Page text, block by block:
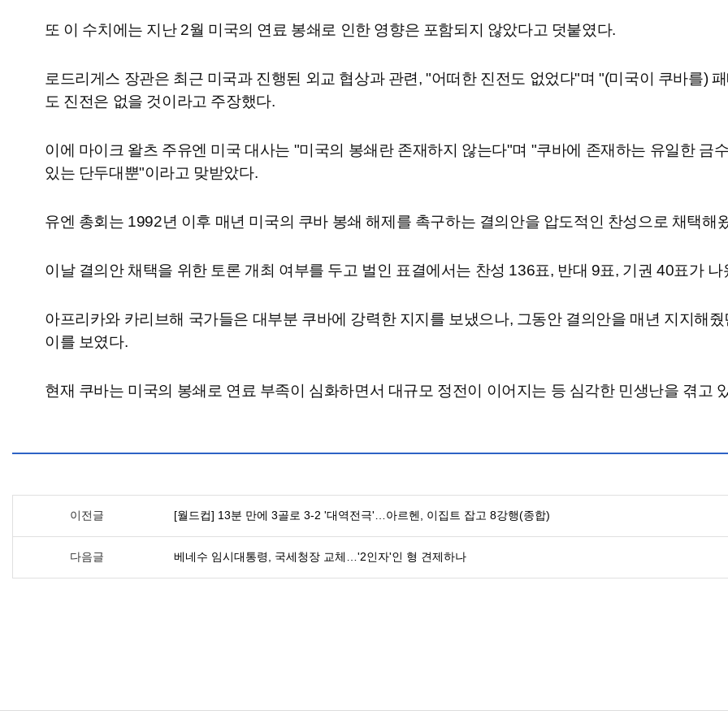
또 이 수치에는 지난 2월 미국의 연료 봉쇄로 인한 영향은 포함되지 않았다고 덧붙였다.
로드리게스 장관은 최근 미국과 진행된 외교 협상과 관련, "어떠한 진전도 없었다"며 "(미국이 쿠바를)
도 진전은 없을 것이라고 주장했다.
이에 마이크 왈츠 주유엔 미국 대사는 "미국의 봉쇄란 존재하지 않는다"며 "쿠바에 존재하는 유일한 금
있는 단두대뿐"이라고 맞받았다.
유엔 총회는 1992년 이후 매년 미국의 쿠바 봉쇄 해제를 촉구하는 결의안을 압도적인 찬성으로 채택해
이날 결의안 채택을 위한 토론 개최 여부를 두고 벌인 표결에서는 찬성 136표, 반대 9표, 기권 40표가 나
아프리카와 카리브해 국가들은 대부분 쿠바에 강력한 지지를 보냈으나, 그동안 결의안을 매년 지지해
이를 보였다.
현재 쿠바는 미국의 봉쇄로 연료 부족이 심화하면서 대규모 정전이 이어지는 등 심각한 민생난을 겪고
이전글 [월드컵] 13분 만에 3골로 3-2 '대역전극'…아르헨, 이집트 잡고 8강행(종합)
다음글 베네수 임시대통령, 국세청장 교체…'2인자'인 형 견제하나